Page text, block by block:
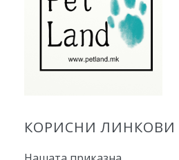
КОРИСНИ ЛИНКОВИ